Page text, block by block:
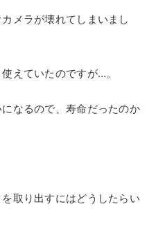
メラが壊れてしまいまし
えていたのですが…。
なるので、寿命だったのか
取り出すにはどうしたらい